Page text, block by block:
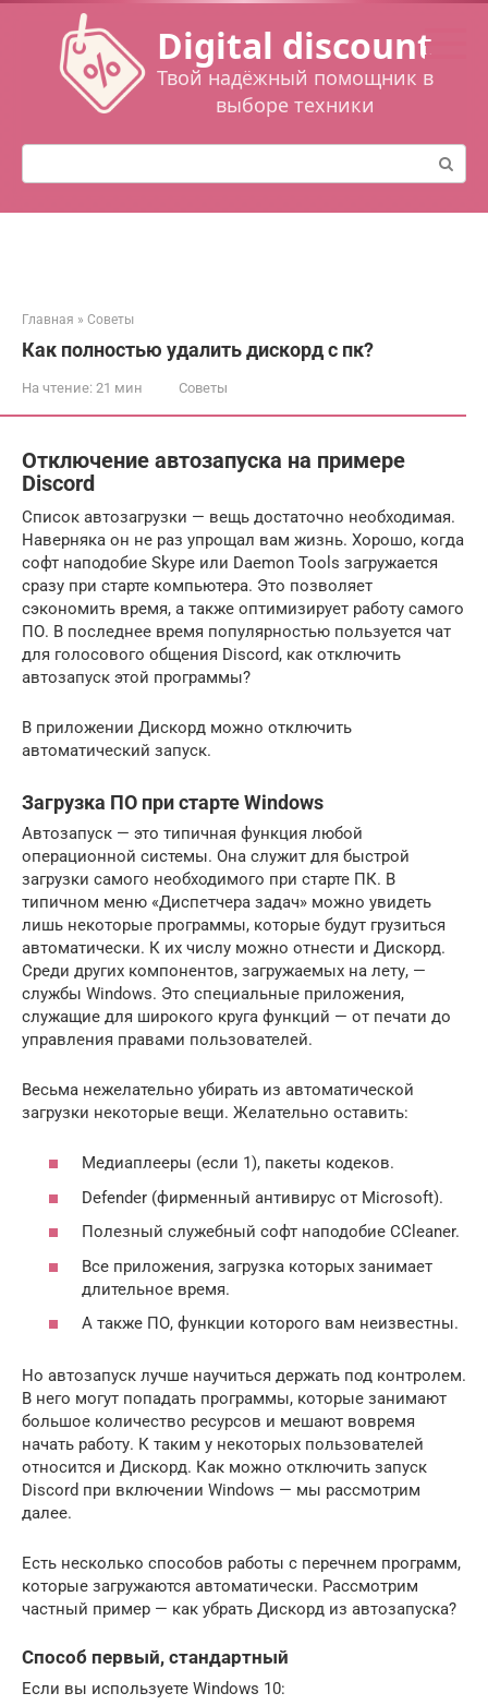
Перейти
контенту
Digital discount
Твой надёжный помощник в
выборе техники
Поиск:
Главная » Советы
Как полностью удалить дискорд с пк?
На чтение: 21 мин Советы
Отключение автозапуска на примере
Discord
Список автозагрузки — вещь достаточно необходимая.
Наверняка он не раз упрощал вам жизнь. Хорошо, когда
софт наподобие Skype или Daemon Tools загружается
сразу при старте компьютера. Это позволяет
сэкономить время, а также оптимизирует работу самого
ПО. В последнее время популярностью пользуется чат
для голосового общения Discord, как отключить
автозапуск этой программы?
В приложении Дискорд можно отключить
автоматический запуск.
Загрузка ПО при старте Windows
Автозапуск — это типичная функция любой
операционной системы. Она служит для быстрой
загрузки самого необходимого при старте ПК. В
типичном меню «Диспетчера задач» можно увидеть
лишь некоторые программы, которые будут грузиться
автоматически. К их числу можно отнести и Дискорд.
Среди других компонентов, загружаемых на лету, —
службы Windows. Это специальные приложения,
служащие для широкого круга функций — от печати до
управления правами пользователей.
Весьма нежелательно убирать из автоматической
загрузки некоторые вещи. Желательно оставить:
Медиаплееры (если 1), пакеты кодеков.
Defender (фирменный антивирус от Microsoft).
Полезный служебный софт наподобие CCleaner.
Все приложения, загрузка которых занимает
длительное время.
А также ПО, функции которого вам неизвестны.
Но автозапуск лучше научиться держать под контролем.
В него могут попадать программы, которые занимают
большое количество ресурсов и мешают вовремя
начать работу. К таким у некоторых пользователей
относится и Дискорд. Как можно отключить запуск
Discord при включении Windows — мы рассмотрим
далее.
Есть несколько способов работы с перечнем программ,
которые загружаются автоматически. Рассмотрим
частный пример — как убрать Дискорд из автозапуска?
Способ первый, стандартный
Если вы используете Windows 10: